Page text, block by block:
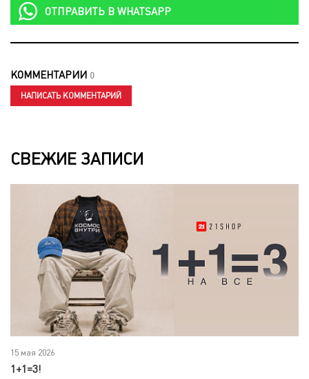
ОТПРАВИТЬ В WHATSAPP
КОММЕНТАРИИ 0
НАПИСАТЬ КОММЕНТАРИЙ
СВЕЖИЕ ЗАПИСИ
15 мая 2026
1+1=3!